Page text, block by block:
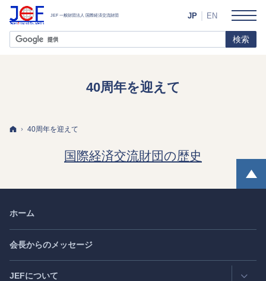
40周年を迎えて
ホーム
40周年を迎えて
国際経済交流財団の歴史
JP EN
ホーム
会長からのメッセージ
JEFについて